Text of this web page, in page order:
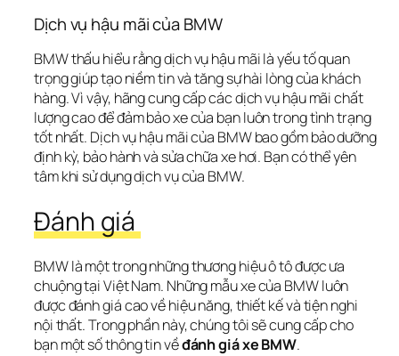
Dịch vụ hậu mãi của BMW
BMW thấu hiểu rằng dịch vụ hậu mãi là yếu tố quan
trọng giúp tạo niềm tin và tăng sự hài lòng của khách
hàng. Vì vậy, hãng cung cấp các dịch vụ hậu mãi chất
lượng cao để đảm bảo xe của bạn luôn trong tình trạng
tốt nhất. Dịch vụ hậu mãi của BMW bao gồm bảo dưỡng
định kỳ, bảo hành và sửa chữa xe hơi. Bạn có thể yên
tâm khi sử dụng dịch vụ của BMW.
Đánh giá
BMW là một trong những thương hiệu ô tô được ưa
chuộng tại Việt Nam. Những mẫu xe của BMW luôn
được đánh giá cao về hiệu năng, thiết kế và tiện nghi
nội thất. Trong phần này, chúng tôi sẽ cung cấp cho
bạn một số thông tin về đánh giá xe BMW.